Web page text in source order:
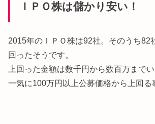
ＩＰＯ株は儲かり安い！
2015年のＩＰＯ株は92社。そのうち82
回ったそうです。
上回った金額は数千円から数百万まで
一気に100万円以上公募価格から上回る